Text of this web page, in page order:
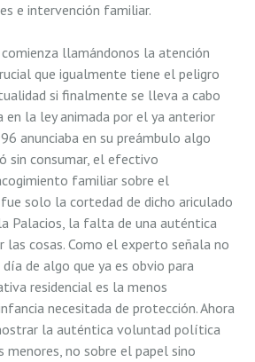
e intervención familiar.
llamándonos la atención
que igualmente tiene el peligro
si finalmente se lleva a cabo
en la ley animada por el ya anterior
anunciaba en su preámbulo algo
sin consumar, el efectivo
familiar sobre el
solo la cortedad de dicho ariculado
Palacios, la falta de una auténtica
las cosas. Como el experto señala no
de algo que ya es obvio para
residencial es la menos
necesitada de protección. Ahora
la auténtica voluntad política
menores, no sobre el papel sino